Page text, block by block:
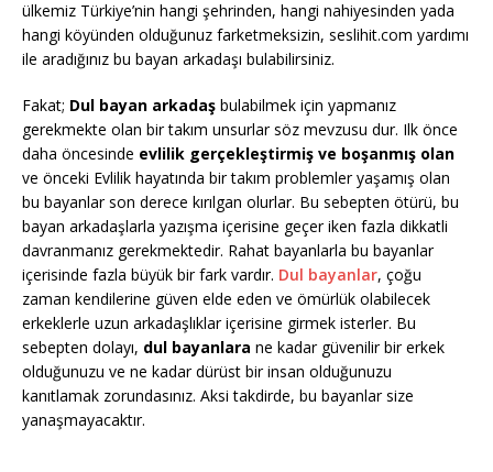
ülkemiz Türkiye’nin hangi şehrinden, hangi nahiyesinden yada
hangi köyünden olduğunuz farketmeksizin, seslihit.com yardımı
ile aradığınız bu bayan arkadaşı bulabilirsiniz.
Fakat; Dul bayan arkadaş bulabilmek için yapmanız
gerekmekte olan bir takım unsurlar söz mevzusu dur. Ilk önce
daha öncesinde evlilik gerçekleştirmiş ve boşanmış olan
ve önceki Evlilik hayatında bir takım problemler yaşamış olan
bu bayanlar son derece kırılgan olurlar. Bu sebepten ötürü, bu
bayan arkadaşlarla yazışma içerisine geçer iken fazla dikkatli
davranmanız gerekmektedir. Rahat bayanlarla bu bayanlar
içerisinde fazla büyük bir fark vardır. Dul bayanlar, çoğu
zaman kendilerine güven elde eden ve ömürlük olabilecek
erkeklerle uzun arkadaşlıklar içerisine girmek isterler. Bu
sebepten dolayı, dul bayanlara ne kadar güvenilir bir erkek
olduğunuzu ve ne kadar dürüst bir insan olduğunuzu
kanıtlamak zorundasınız. Aksi takdirde, bu bayanlar size
yanaşmayacaktır.